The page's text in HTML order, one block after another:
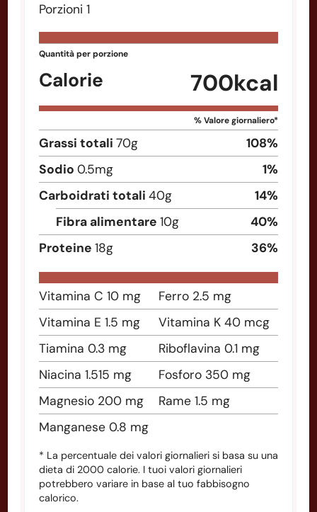
Porzioni 1
Quantità per porzione
Calorie 700kcal
% Valore giornaliero*
Grassi totali 70g 108%
Sodio 0.5mg 1%
Carboidrati totali 40g 14%
Fibra alimentare 10g 40%
Proteine 18g 36%
Vitamina C 10 mg Ferro 2.5 mg
Vitamina E 1.5 mg Vitamina K 40 mcg
Tiamina 0.3 mg Riboflavina 0.1 mg
Niacina 1.515 mg Fosforo 350 mg
Magnesio 200 mg Rame 1.5 mg
Manganese 0.8 mg
* La percentuale dei valori giornalieri si basa su una
dieta di 2000 calorie. I tuoi valori giornalieri
potrebbero variare in base al tuo fabbisogno
calorico.